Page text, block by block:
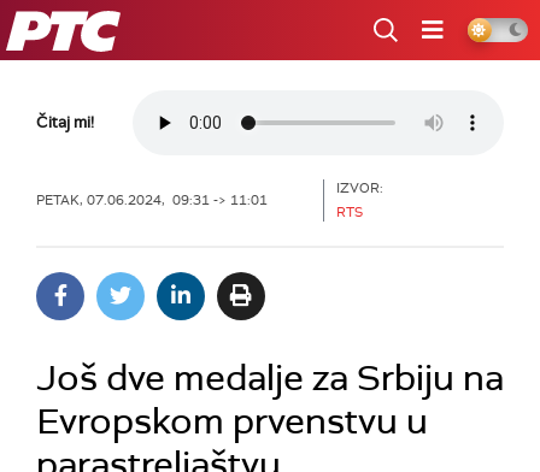
RTS
Čitaj mi!
PETAK, 07.06.2024, 09:31 -> 11:01
IZVOR:
RTS
Još dve medalje za Srbiju na
Evropskom prvenstvu u